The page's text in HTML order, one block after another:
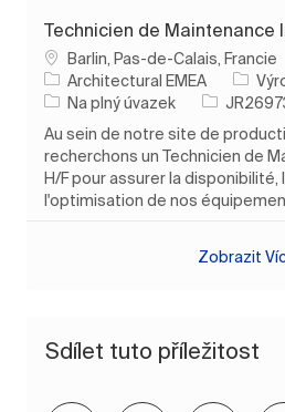
Technicien de Maintenance
Umístění
Barlin, Pas-de-Calais, Francie
Architectural EMEA
Typ úlohy
Na plný úvazek ID úlohy
Au sein de notre site de
recherchons un Technicien de
H/F pour assurer la
l'optimisation de nos
Zobrazit
Sdílet tuto příležitost